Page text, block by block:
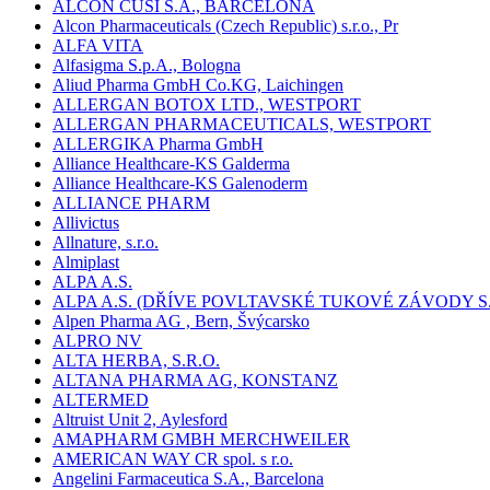
ALCON CUSÍ S.A., BARCELONA
Alcon Pharmaceuticals (Czech Republic) s.r.o., Pr
ALFA VITA
Alfasigma S.p.A., Bologna
Aliud Pharma GmbH Co.KG, Laichingen
ALLERGAN BOTOX LTD., WESTPORT
ALLERGAN PHARMACEUTICALS, WESTPORT
ALLERGIKA Pharma GmbH
Alliance Healthcare-KS Galderma
Alliance Healthcare-KS Galenoderm
ALLIANCE PHARM
Allivictus
Allnature, s.r.o.
Almiplast
ALPA A.S.
ALPA A.S. (DŘÍVE POVLTAVSKÉ TUKOVÉ ZÁVODY
Alpen Pharma AG , Bern, Švýcarsko
ALPRO NV
ALTA HERBA, S.R.O.
ALTANA PHARMA AG, KONSTANZ
ALTERMED
Altruist Unit 2, Aylesford
AMAPHARM GMBH MERCHWEILER
AMERICAN WAY CR spol. s r.o.
Angelini Farmaceutica S.A., Barcelona